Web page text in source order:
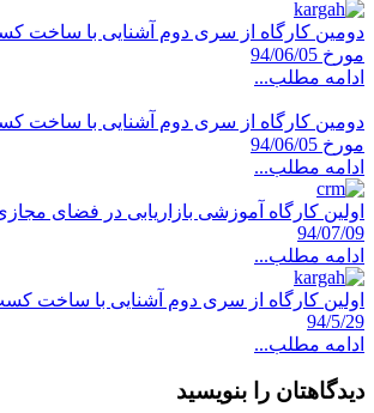
کارگاه از سری دوم آشنایی با ساخت کسب و
06/05
مطلب...
کارگاه از سری دوم آشنایی با ساخت کسب و
06/05
مطلب...
94/
مطلب...
کارگاه از سری دوم آشنایی با ساخت کسب و
94/
مطلب...
را بنویسید